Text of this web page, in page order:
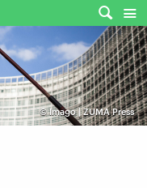
©Imago | ZUMA Press